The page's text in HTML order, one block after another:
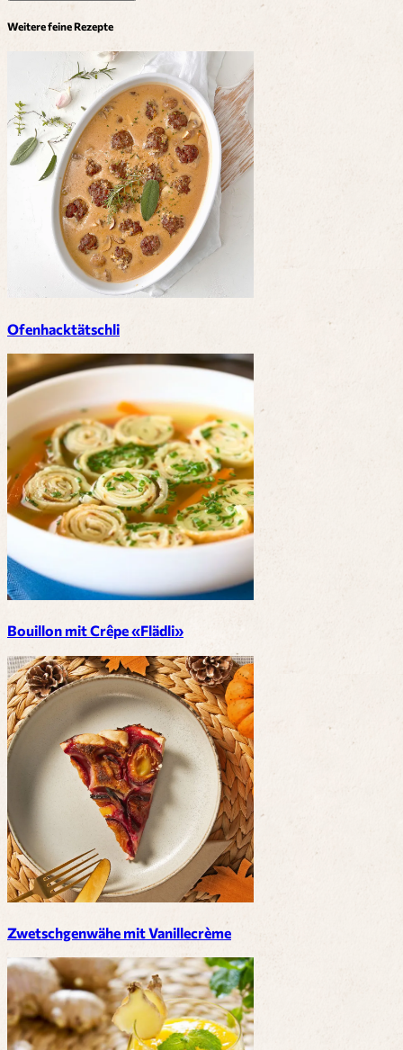
Weitere feine Rezepte
Ofenhacktätschli
Bouillon mit Crêpe «Flädli»
Zwetschgenwähe mit Vanillecrème